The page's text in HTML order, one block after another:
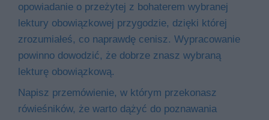
opowiadanie o przeżytej z bohaterem wybranej
lektury obowiązkowej przygodzie, dzięki której
zrozumiałeś, co naprawdę cenisz. Wypracowanie
powinno dowodzić, że dobrze znasz wybraną
lekturę obowiązkową.
Napisz przemówienie, w którym przekonasz
rówieśników, że warto dążyć do poznawania